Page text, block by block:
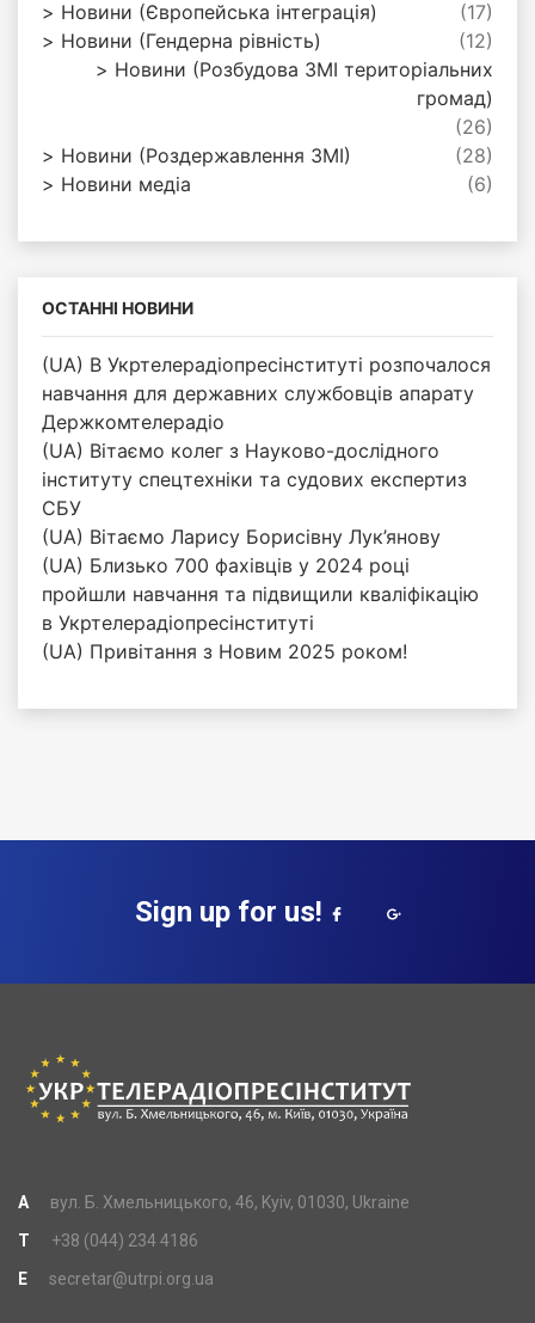
Новини (Європейська інтеграція)
(17)
Новини (Гендерна рівність)
(12)
Новини (Розбудова ЗМІ територіальних
громад)
(26)
Новини (Роздержавлення ЗМІ)
(28)
Новини медіа
(6)
ОСТАННІ НОВИНИ
(UA) В Укртелерадіопресінституті розпочалося
навчання для державних службовців апарату
Держкомтелерадіо
(UA) Вітаємо колег з Науково-дослідного
інституту спецтехніки та судових експертиз
СБУ
(UA) Вітаємо Ларису Борисівну Лук’янову
(UA) Близько 700 фахівців у 2024 році
пройшли навчання та підвищили кваліфікацію
в Укртелерадіопресінституті
(UA) Привітання з Новим 2025 роком!
Sign up for us!
A
вул. Б. Хмельницького, 46, Kyiv, 01030, Ukraine
T
+38 (044) 234 4186
E
secretar@utrpi.org.ua